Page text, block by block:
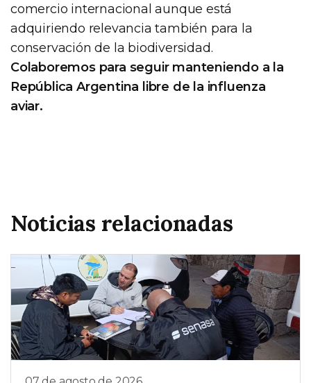
comercio internacional aunque está
adquiriendo relevancia también para la
conservación de la biodiversidad.
Colaboremos para seguir manteniendo a la
República Argentina libre de la influenza
aviar.
Noticias relacionadas